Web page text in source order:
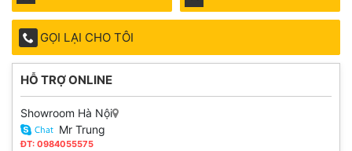
GỌI LẠI CHO TÔI
HỖ TRỢ ONLINE
Showroom Hà Nội
Mr Trung
ĐT: 0984055575